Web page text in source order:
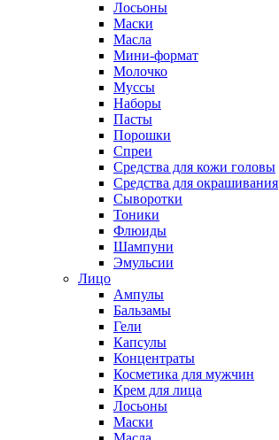
Лосьоны
Маски
Масла
Мини-формат
Молочко
Муссы
Наборы
Пасты
Порошки
Спреи
Средства для кожи головы
Средства для окрашивания
Сыворотки
Тоники
Флюиды
Шампуни
Эмульсии
Лицо
Ампулы
Бальзамы
Гели
Капсулы
Концентраты
Косметика для мужчин
Крем для лица
Лосьоны
Маски